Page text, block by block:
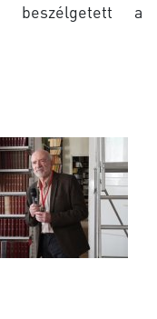
beszélgetett a